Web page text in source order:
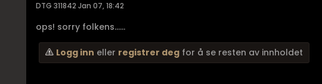
DTG 311842 Jan 07, 18:42
ops! sorry folkens......
Logg inn eller registrer deg for å se resten av innholdet